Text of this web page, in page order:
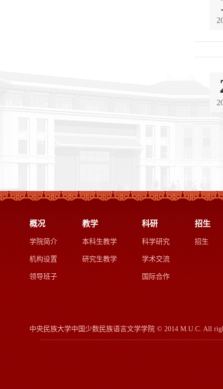
概况
学院简介
机构设置
领导班子
教学
本科生教学
研究生教学
科研
科学研究
学术交流
国际合作
招生
招生
中央民族大学中国少数民族语言文学学院 © 2014